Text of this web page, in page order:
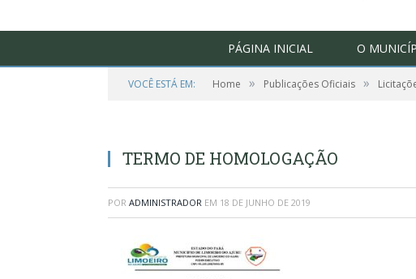
PÁGINA INICIAL O
VOCÊ ESTÁ EM: Home » Publicações Oficiais »
TERMO DE HOMOLOGAÇÃO
POR ADMINISTRADOR EM 18 DE JUNHO DE 2019